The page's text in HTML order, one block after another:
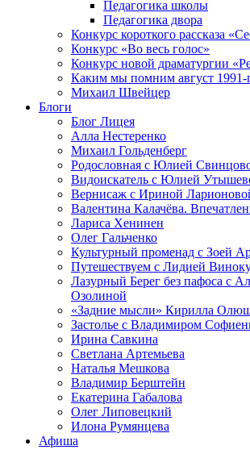
Педагогика школы
Педагогика двора
Конкурс короткого рассказа
Конкурс «Во весь голос»
Конкурс новой драматургии
Каким мы помним август
Михаил Швейцер
Блоги
Блог Лицея
Алла Нестеренко
Михаил Гольденберг
Родословная с Юлией
Видоискатель с Юлией
Вернисаж с Ириной
Валентина Калачёва.
Лариса Хенинен
Олег Гальченко
Культурный променад с Зоей
Путешествуем с Лидией
Лазурный Берег без пафоса с
Озолиной
«Задние мысли» Кирилла
Застолье с Владимиром
Ирина Савкина
Светлана Артемьева
Наталья Мешкова
Владимир Берштейн
Екатерина Габалова
Олег Липовецкий
Илона Румянцева
Афиша